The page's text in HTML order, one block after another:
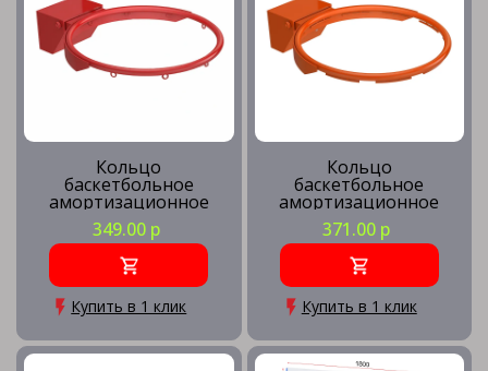
Кольцо
баскетбольное
амортизационное
массовое
349.00 р
Купить в 1 клик
Кольцо
баскетбольное
амортизационное
игровое
371.00 р
Купить в 1 клик